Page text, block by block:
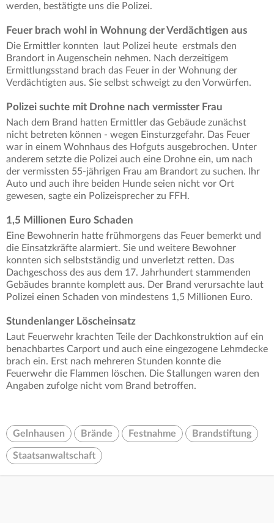
werden, bestätigte uns die Polizei.
Feuer brach wohl in Wohnung der Verdächtigen aus
Die Ermittler konnten laut Polizei heute erstmals den
Brandort in Augenschein nehmen. Nach derzeitigem
Ermittlungsstand brach das Feuer in der Wohnung der
Verdächtigten aus. Sie selbst schweigt zu den Vorwürfen.
Polizei suchte mit Drohne nach vermisster Frau
Nach dem Brand hatten Ermittler das Gebäude zunächst
nicht betreten können - wegen Einsturzgefahr. Das Feuer
war in einem Wohnhaus des Hofguts ausgebrochen. Unter
anderem setzte die Polizei auch eine Drohne ein, um nach
der vermissten 55-jährigen Frau am Brandort zu suchen. Ihr
Auto und auch ihre beiden Hunde seien nicht vor Ort
gewesen, sagte ein Polizeisprecher zu FFH.
1,5 Millionen Euro Schaden
Eine Bewohnerin hatte frühmorgens das Feuer bemerkt und
die Einsatzkräfte alarmiert. Sie und weitere Bewohner
konnten sich selbstständig und unverletzt retten. Das
Dachgeschoss des aus dem 17. Jahrhundert stammenden
Gebäudes brannte komplett aus. Der Brand verursachte laut
Polizei einen Schaden von mindestens 1,5 Millionen Euro.
Stundenlanger Löscheinsatz
Laut Feuerwehr krachten Teile der Dachkonstruktion auf ein
benachbartes Carport und auch eine eingezogene Lehmdecke
brach ein. Erst nach mehreren Stunden konnte die
Feuerwehr die Flammen löschen. Die Stallungen waren den
Angaben zufolge nicht vom Brand betroffen.
Gelnhausen Brände Festnahme Brandstiftung
Staatsanwaltschaft